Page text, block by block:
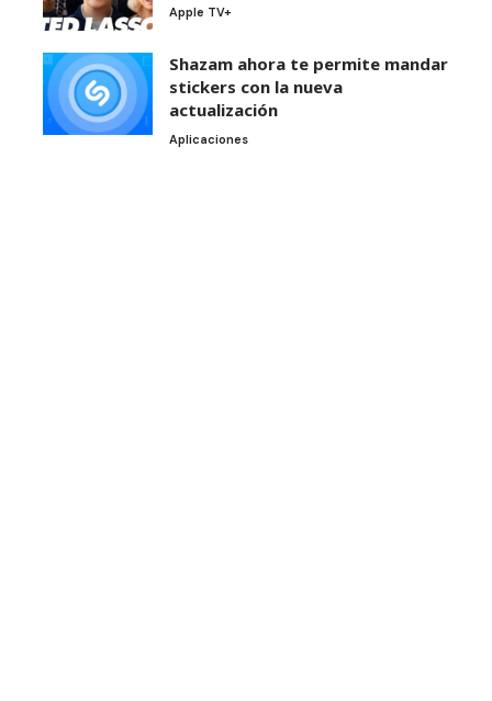
Apple TV+
Shazam ahora te permite mandar
stickers con la nueva
actualización
Aplicaciones